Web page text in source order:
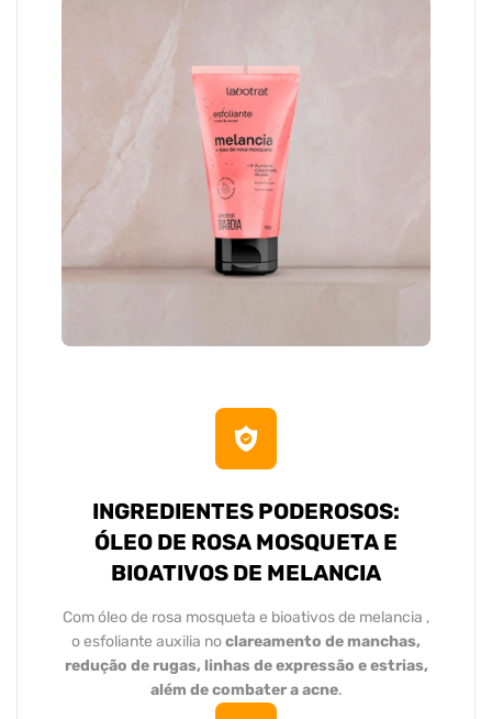
INGREDIENTES PODEROSOS:
ÓLEO DE ROSA MOSQUETA E
BIOATIVOS DE MELANCIA
Com óleo de rosa mosqueta e bioativos de melancia ,
o esfoliante auxilia noclareamento de manchas,
redução de rugas, linhas de expressão e estrias,
além de combater a acne.